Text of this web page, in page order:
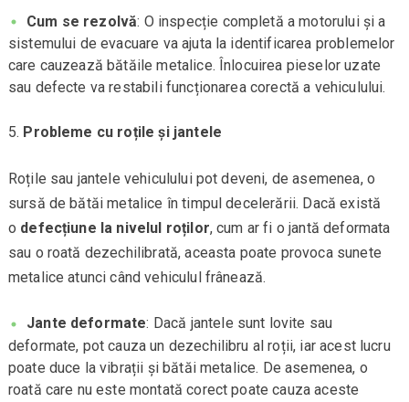
Cum se rezolvă: O inspecție completă a motorului și a
sistemului de evacuare va ajuta la identificarea problemelor
care cauzează bătăile metalice. Înlocuirea pieselor uzate
sau defecte va restabili funcționarea corectă a vehiculului.
Probleme cu roțile și jantele
Roțile sau jantele vehiculului pot deveni, de asemenea, o
sursă de bătăi metalice în timpul decelerării. Dacă există
o defecțiune la nivelul roților, cum ar fi o jantă deformata
sau o roată dezechilibrată, aceasta poate provoca sunete
metalice atunci când vehiculul frânează.
Jante deformate: Dacă jantele sunt lovite sau
deformate, pot cauza un dezechilibru al roții, iar acest lucru
poate duce la vibrații și bătăi metalice. De asemenea, o
roată care nu este montată corect poate cauza aceste